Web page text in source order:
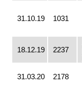
31.10.19 1031
18.12.19 2237
31.03.20 2178